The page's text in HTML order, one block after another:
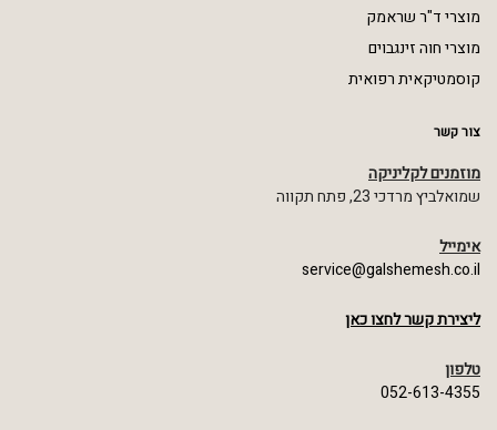
מוצרי ד"ר שראמק
מוצרי חוה זינגבוים
קוסמטיקאית רפואית
צור קשר
מוזמנים לקליניקה
שמואלביץ מרדכי 23, פתח תקווה
אימייל
service@galshemesh.co.il
ליצירת קשר לחצו כאן
טלפון
052-613-4355